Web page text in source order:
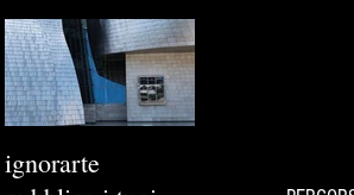
ignorarte